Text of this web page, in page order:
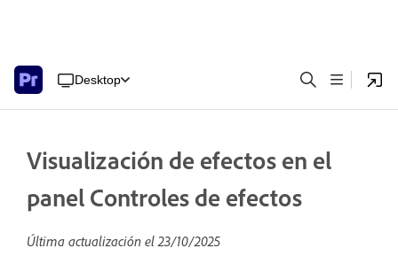
Desktop
Visualización de efectos en el
panel Controles de efectos
Última actualización el23/10/2025